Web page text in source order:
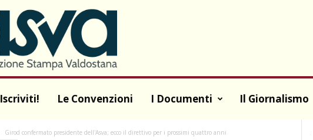
Iscriviti! Le Convenzioni I Documenti Il Giornalismo
Girod confermato presidente dell'Asva; ecco il direttivo per i prossimi quattro anni